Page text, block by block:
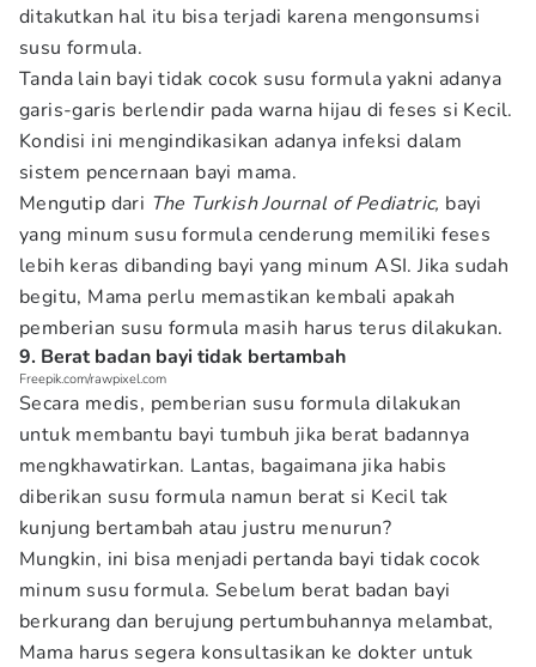
ditakutkan hal itu bisa terjadi karena mengonsumsi
susu formula.
Tanda lain bayi tidak cocok susu formula yakni adanya
garis-garis berlendir pada warna hijau di feses si Kecil.
Kondisi ini mengindikasikan adanya infeksi dalam
sistem pencernaan bayi mama.
Mengutip dari The Turkish Journal of Pediatric, bayi
yang minum susu formula cenderung memiliki feses
lebih keras dibanding bayi yang minum ASI. Jika sudah
begitu, Mama perlu memastikan kembali apakah
pemberian susu formula masih harus terus dilakukan.
9. Berat badan bayi tidak bertambah
Freepik.com/rawpixel.com
Secara medis, pemberian susu formula dilakukan
untuk membantu bayi tumbuh jika berat badannya
mengkhawatirkan. Lantas, bagaimana jika habis
diberikan susu formula namun berat si Kecil tak
kunjung bertambah atau justru menurun?
Mungkin, ini bisa menjadi pertanda bayi tidak cocok
minum susu formula. Sebelum berat badan bayi
berkurang dan berujung pertumbuhannya melambat,
Mama harus segera konsultasikan ke dokter untuk